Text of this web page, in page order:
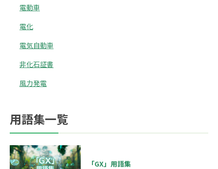
電動車
電化
電気自動車
非化石証書
風力発電
用語集一覧
「GX」用語集